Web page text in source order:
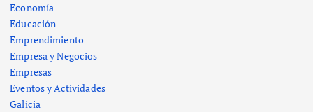
Economía
Educación
Emprendimiento
Empresa y Negocios
Empresas
Eventos y Actividades
Galicia